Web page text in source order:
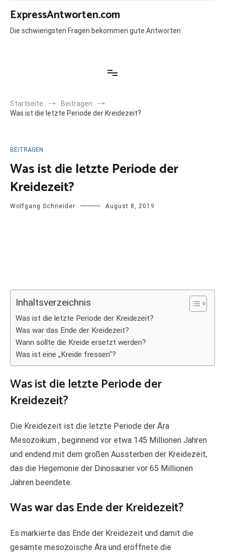
Zum
Inhalt
springen
ExpressAntworten.com
Die schwierigsten Fragen bekommen gute Antworten
Startseite
Beitragen
Was ist die letzte Periode der Kreidezeit?
BEITRAGEN
Was ist die letzte Periode der
Kreidezeit?
Wolfgang Schneider August 8, 2019
Inhaltsverzeichnis
Was ist die letzte Periode der Kreidezeit?
Was war das Ende der Kreidezeit?
Wann sollte die Kreide ersetzt werden?
Was ist eine „Kreide fressen“?
Was ist die letzte Periode der
Kreidezeit?
Die Kreidezeit ist die letzte Periode der Ära
Mesozoikum , beginnend vor etwa 145 Millionen Jahren
und endend mit dem großen Aussterben der Kreidezeit,
das die Hegemonie der Dinosaurier vor 65 Millionen
Jahren beendete.
Was war das Ende der Kreidezeit?
Es markierte das Ende der Kreidezeit und damit die
gesamte mesozoische Ära und eröffnete die